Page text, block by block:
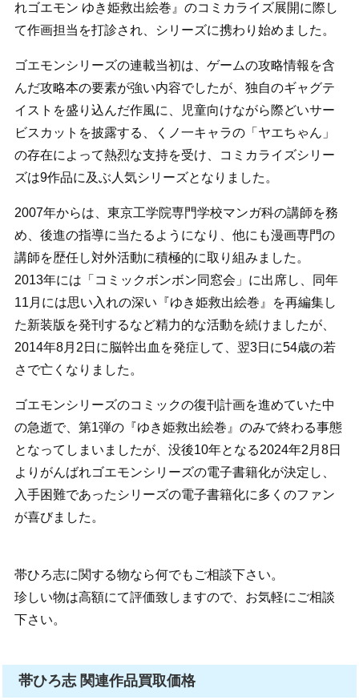
れゴエモン ゆき姫救出絵巻』のコミカライズ展開に際し
て作画担当を打診され、シリーズに携わり始めました。
ゴエモンシリーズの連載当初は、ゲームの攻略情報を含
んだ攻略本の要素が強い内容でしたが、独自のギャグテ
イストを盛り込んだ作風に、児童向けながら際どいサー
ビスカットを披露する、くノ一キャラの「ヤエちゃん」
の存在によって熱烈な支持を受け、コミカライズシリー
ズは9作品に及ぶ人気シリーズとなりました。
2007年からは、東京工学院専門学校マンガ科の講師を務
め、後進の指導に当たるようになり、他にも漫画専門の
講師を歴任し対外活動に積極的に取り組みました。
2013年には「コミックボンボン同窓会」に出席し、同年
11月には思い入れの深い『ゆき姫救出絵巻』を再編集し
た新装版を発刊するなど精力的な活動を続けましたが、
2014年8月2日に脳幹出血を発症して、翌3日に54歳の若
さで亡くなりました。
ゴエモンシリーズのコミックの復刊計画を進めていた中
の急逝で、第1弾の『ゆき姫救出絵巻』のみで終わる事態
となってしまいましたが、没後10年となる2024年2月8日
よりがんばれゴエモンシリーズの電子書籍化が決定し、
入手困難であったシリーズの電子書籍化に多くのファン
が喜びました。
帯ひろ志に関する物なら何でもご相談下さい。
珍しい物は高額にて評価致しますので、お気軽にご相談
下さい。
帯ひろ志 関連作品買取価格